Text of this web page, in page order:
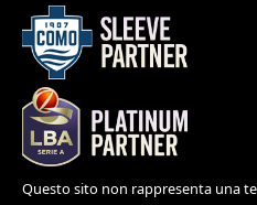
Questo sito non rappresenta una